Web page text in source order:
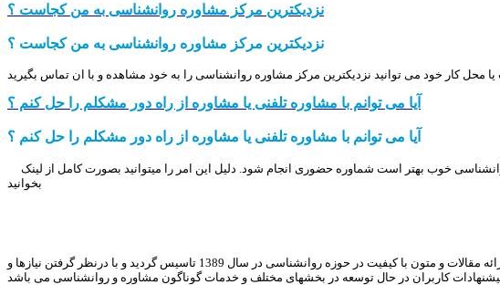
نزدیکترین مرکز مشاوره روانشناسی به من کجاست ؟
نزدیکترین مرکز مشاوره روانشناسی به من کجاست ؟
آیا می توانم با مشاوره تلفنی یا مشاوره از راه دور مشکلم را حل کنم ؟
آیا می توانم با مشاوره تلفنی یا مشاوره از راه دور مشکلم را حل کنم ؟
خوب بهتر است شماوره حضوری انجام شود. دلیل این امر را میتوانید بصورت کامل از لینک
بخوانید
ندای مهر با هدف ارائه خدمات مشاوره خانواده, روانشناسی, رواندرمانی, روانشناسی کودک, مشاوره ازدواج, مشاوره طلاق, مشاوره آنلاین, و ارائه مقالات و متون با کیفیت در حوزه روانشناسی در سال 1389 تاسیس گردید و با درنظر گرفتن نیازها و
کاربران در حال توسعه در بخشهای مختلف و خدمات گوناگون مشاوره و روانشناسی می باشد